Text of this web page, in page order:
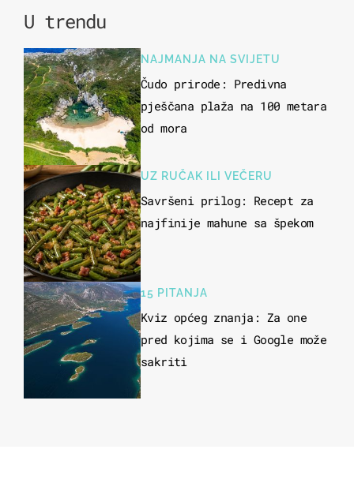
U trendu
NAJMANJA NA SVIJETU
Čudo prirode: Predivna
pješčana plaža na 100 metara
od mora
UZ RUČAK ILI VEČERU
Savršeni prilog: Recept za
najfinije mahune sa špekom
15 PITANJA
Kviz općeg znanja: Za one
pred kojima se i Google može
sakriti